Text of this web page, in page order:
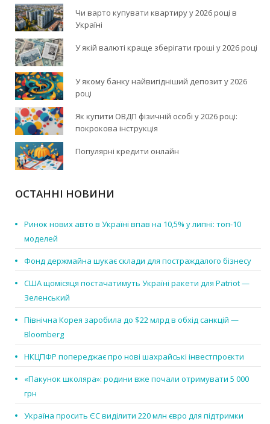
Чи варто купувати квартиру у 2026 році в
Україні
У якій валюті краще зберігати гроші у 2026 році
У якому банку найвигідніший депозит у 2026
році
Як купити ОВДП фізичній особі у 2026 році:
покрокова інструкція
Популярні кредити онлайн
ОСТАННІ НОВИНИ
Ринок нових авто в Україні впав на 10,5% у липні: топ-10
моделей
Фонд держмайна шукає склади для постраждалого бізнесу
США щомісяця постачатимуть Україні ракети для Patriot —
Зеленський
Північна Корея заробила до $22 млрд в обхід санкцій —
Bloomberg
НКЦПФР попереджає про нові шахрайські інвестпроєкти
«Пакунок школяра»: родини вже почали отримувати 5 000
грн
Україна просить ЄС виділити 220 млн євро для підтримки